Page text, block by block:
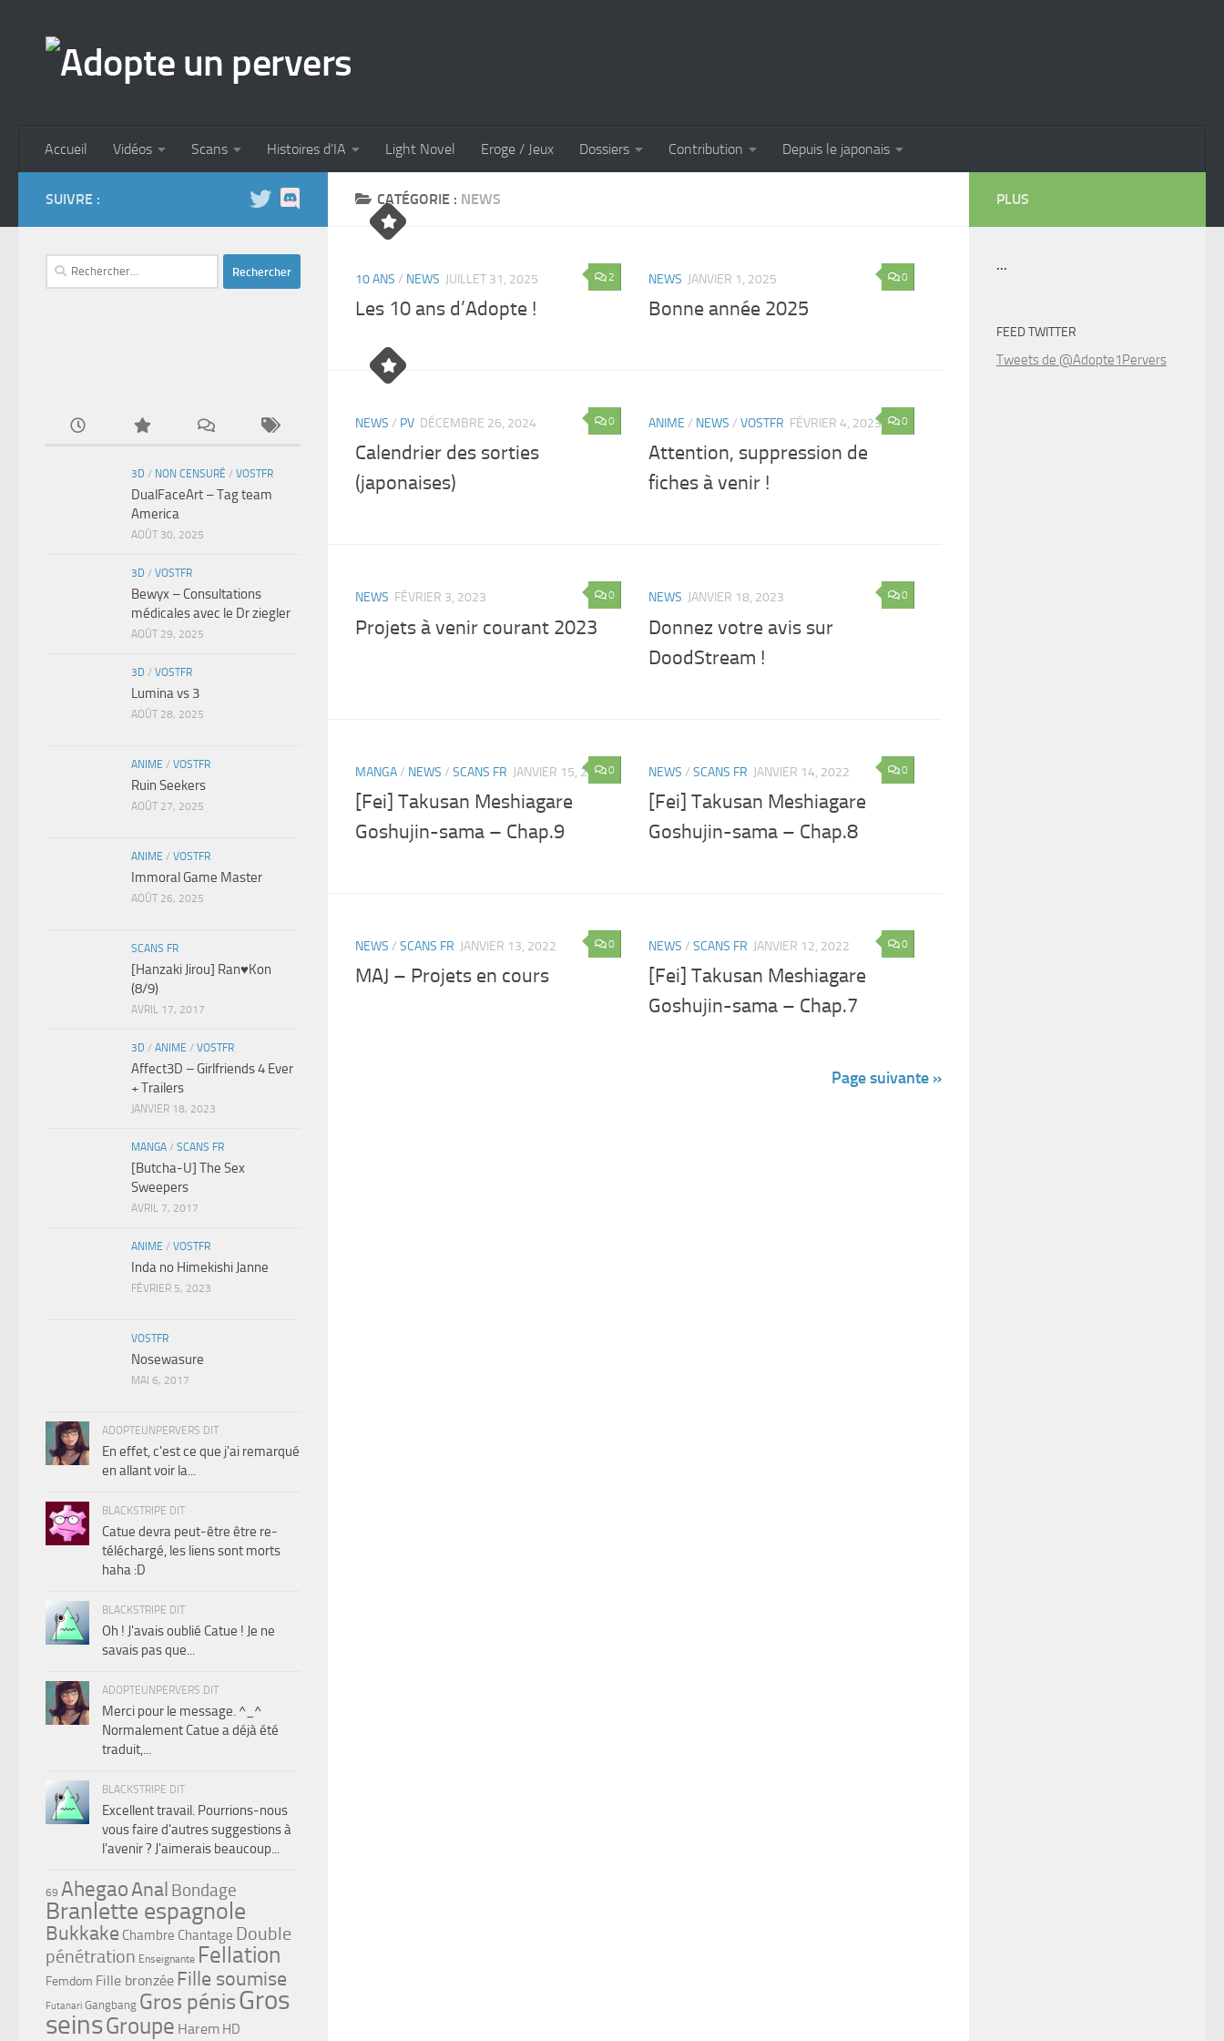
Accueil Vidéos Scans Histoires d’IA Light Novel Eroge / Jeux Dossiers Contribution Depuis le japonais
CATÉGORIE : NEWS
2
10 ANS / NEWS JUILLET 31, 2025
Les 10 ans d’Adopte !
0
NEWS JANVIER 1, 2025
Bonne année 2025
0
NEWS / PV DÉCEMBRE 26, 2024
Calendrier des sorties
(japonaises)
0
ANIME / NEWS / VOSTFR FÉVRIER 4, 2023
Attention, suppression de
fiches à venir !
0
NEWS FÉVRIER 3, 2023
Projets à venir courant 2023
0
NEWS JANVIER 18, 2023
Donnez votre avis sur
DoodStream !
0
MANGA/ NEWS / SCANS FR JANVIER 15, 2022
[Fei] Takusan Meshiagare
Goshujin-sama – Chap.9
0
NEWS / SCANS FR JANVIER 14, 2022
[Fei] Takusan Meshiagare
Goshujin-sama – Chap.8
0
NEWS / SCANS FR JANVIER 13, 2022
MAJ – Projets en cours
0
NEWS / SCANS FR JANVIER 12, 2022
[Fei] Takusan Meshiagare
Goshujin-sama – Chap.7
Page suivante »
SUIVRE :
Rechercher :
3D / NON CENSURÉ / VOSTFR
DualFaceArt – Tag team
America
AOÛT 30, 2025
3D / VOSTFR
Bewyx – Consultations
médicales avec le Dr ziegler
AOÛT 29, 2025
3D / VOSTFR
Lumina vs 3
AOÛT 28, 2025
ANIME / VOSTFR
Ruin Seekers
AOÛT 27, 2025
ANIME / VOSTFR
Immoral Game Master
AOÛT 26, 2025
SCANS FR
[Hanzaki Jirou] Ran♥Kon
(8/9)
AVRIL 17, 2017
3D / ANIME / VOSTFR
Affect3D – Girlfriends 4 Ever
+ Trailers
JANVIER 18, 2023
MANGA / SCANS FR
[Butcha-U] The Sex
Sweepers
AVRIL 7, 2017
ANIME / VOSTFR
Inda no Himekishi Janne
FÉVRIER 5, 2023
VOSTFR
Nosewasure
MAI 6, 2017
ADOPTEUNPERVERS DIT
En effet, c'est ce que j'ai remarqué
en allant voir la...
BLACKSTRIPE DIT
Catue devra peut-être être re-
téléchargé, les liens sont morts
haha :D
BLACKSTRIPE DIT
Oh ! J'avais oublié Catue ! Je ne
savais pas que...
ADOPTEUNPERVERS DIT
Merci pour le message. ^_^
Normalement Catue a déjà été
traduit,...
BLACKSTRIPE DIT
Excellent travail. Pourrions-nous
vous faire d'autres suggestions à
l'avenir ? J'aimerais beaucoup...
69 AhegaoAnal Bondage
Branlette espagnole
Bukkake Chambre Chantage Double
pénétration Enseignante Fellation
Femdom Fille bronzée Fille soumise
Futanari Gangbang Gros pénisGros
seinsGroupe Harem HD
PLUS
...
FEED TWITTER
Tweets de @Adopte1Pervers